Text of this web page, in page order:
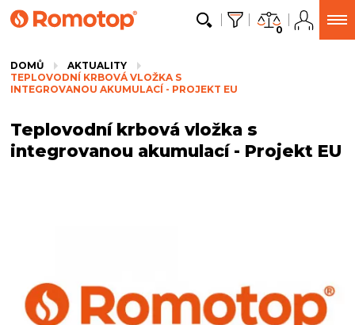
0
DOMŮ
AKTUALITY
TEPLOVODNÍ KRBOVÁ VLOŽKA S
INTEGROVANOU AKUMULACÍ - PROJEKT EU
Teplovodní krbová vložka s
integrovanou akumulací - Projekt EU